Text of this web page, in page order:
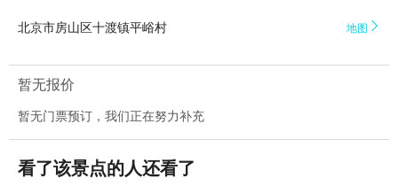
北京市房山区十渡镇平峪村 地图 
暂无报价
暂无门票预订，我们正在努力补充
看了该景点的人还看了